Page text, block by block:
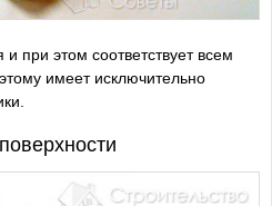
при этом соответствует всем
имеет исключительно